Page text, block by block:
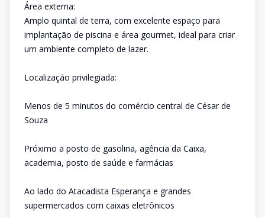
Área externa:
Amplo quintal de terra, com excelente espaço para
implantação de piscina e área gourmet, ideal para criar
um ambiente completo de lazer.
Localização privilegiada:
Menos de 5 minutos do comércio central de César de
Souza
Próximo a posto de gasolina, agência da Caixa,
academia, posto de saúde e farmácias
Ao lado do Atacadista Esperança e grandes
supermercados com caixas eletrônicos